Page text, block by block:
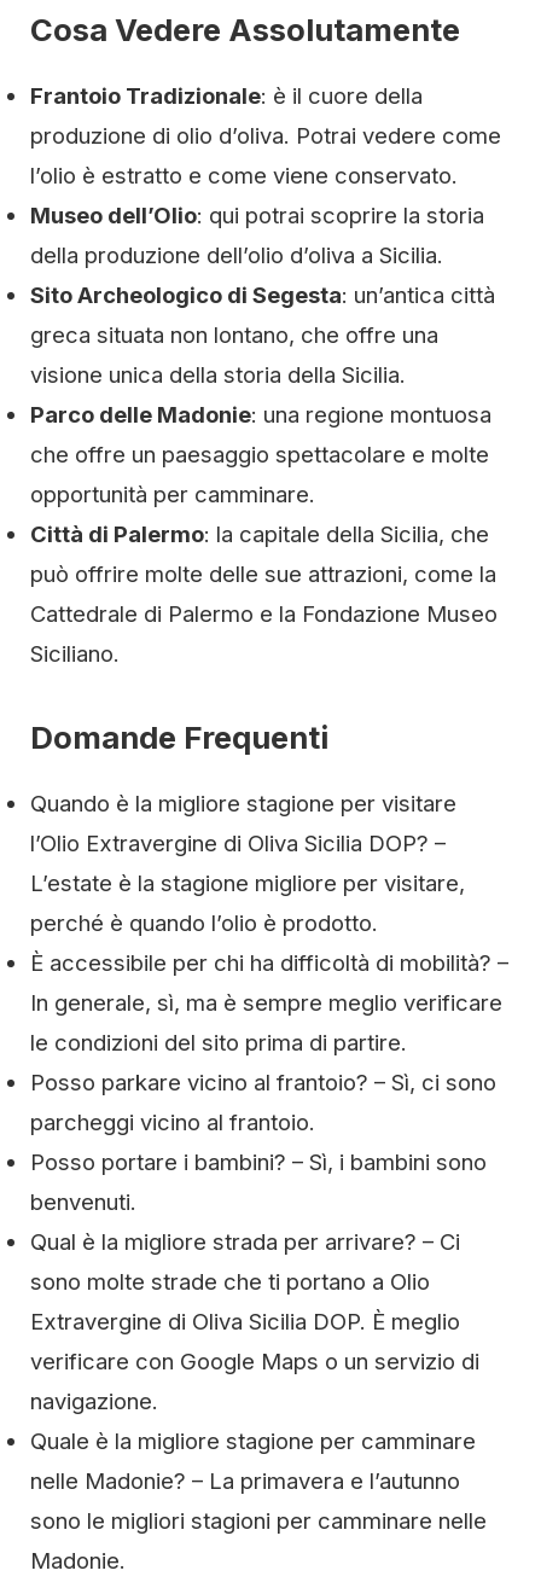
Cosa Vedere Assolutamente
Frantoio Tradizionale: è il cuore della
produzione di olio d’oliva. Potrai vedere come
l’olio è estratto e come viene conservato.
Museo dell’Olio: qui potrai scoprire la storia
della produzione dell’olio d’oliva a Sicilia.
Sito Archeologico di Segesta: un’antica città
greca situata non lontano, che offre una
visione unica della storia della Sicilia.
Parco delle Madonie: una regione montuosa
che offre un paesaggio spettacolare e molte
opportunità per camminare.
Città di Palermo: la capitale della Sicilia, che
può offrire molte delle sue attrazioni, come la
Cattedrale di Palermo e la Fondazione Museo
Siciliano.
Domande Frequenti
Quando è la migliore stagione per visitare
l’Olio Extravergine di Oliva Sicilia DOP? –
L’estate è la stagione migliore per visitare,
perché è quando l’olio è prodotto.
È accessibile per chi ha difficoltà di mobilità? –
In generale, sì, ma è sempre meglio verificare
le condizioni del sito prima di partire.
Posso parkare vicino al frantoio? – Sì, ci sono
parcheggi vicino al frantoio.
Posso portare i bambini? – Sì, i bambini sono
benvenuti.
Qual è la migliore strada per arrivare? – Ci
sono molte strade che ti portano a Olio
Extravergine di Oliva Sicilia DOP. È meglio
verificare con Google Maps o un servizio di
navigazione.
Quale è la migliore stagione per camminare
nelle Madonie? – La primavera e l’autunno
sono le migliori stagioni per camminare nelle
Madonie.